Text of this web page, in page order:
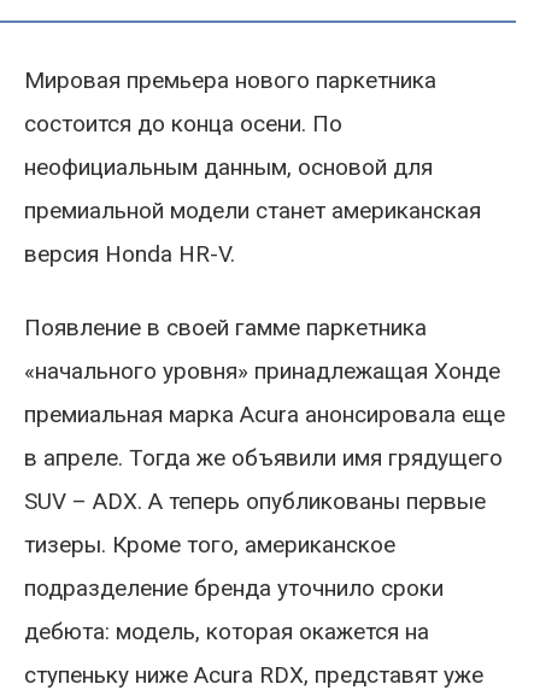
Мировая премьера нового паркетника
состоится до конца осени. По
неофициальным данным, основой для
премиальной модели станет американская
версия Honda HR-V.
Появление в своей гамме паркетника
«начального уровня» принадлежащая Хонде
премиальная марка Acura анонсировала еще
в апреле. Тогда же объявили имя грядущего
SUV – ADX. А теперь опубликованы первые
тизеры. Кроме того, американское
подразделение бренда уточнило сроки
дебюта: модель, которая окажется на
ступеньку ниже Acura RDX, представят уже